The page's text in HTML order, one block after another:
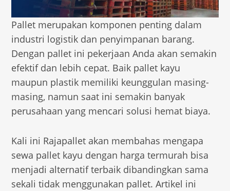
Pallet merupakan komponen penting dalam
industri logistik dan penyimpanan barang.
Dengan pallet ini pekerjaan Anda akan semakin
efektif dan lebih cepat. Baik pallet kayu
maupun plastik memiliki keunggulan masing-
masing, namun saat ini semakin banyak
perusahaan yang mencari solusi hemat biaya.
Kali ini Rajapallet akan membahas mengapa
sewa pallet kayu dengan harga termurah bisa
menjadi alternatif terbaik dibandingkan sama
sekali tidak menggunakan pallet. Artikel ini